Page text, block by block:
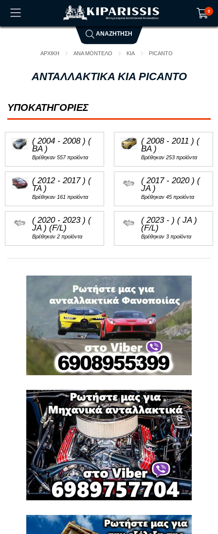
0
Το καλάθι αγορών είναι άδειο!
ΑΝΑΖΗΤΗΣΗ
ΑΡΧΙΚΗ ΑΝΑ ΜΟΝΤΕΛΟ KIA PICANTO
ΑΝΤΑΛΛΑΚΤΙΚΑ KIA PICANTO
ΥΠΟΚΑΤΗΓΟΡΙΕΣ
( 2004 - 2008 ) (
BA )
Βρέθηκαν 557 προϊόντα
( 2008 - 2011 ) (
BA )
Βρέθηκαν 253 προϊόντα
( 2012 - 2017 ) (
TA )
Βρέθηκαν 161 προϊόντα
( 2017 - 2020 ) (
JA )
Βρέθηκαν 45 προϊόντα
( 2020 - 2023 ) (
JA ) (F/L)
Βρέθηκαν 2 προϊόντα
( 2023 - ) ( JA )
(F/L)
Βρέθηκαν 3 προϊόντα